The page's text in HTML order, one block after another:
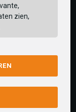
zien,